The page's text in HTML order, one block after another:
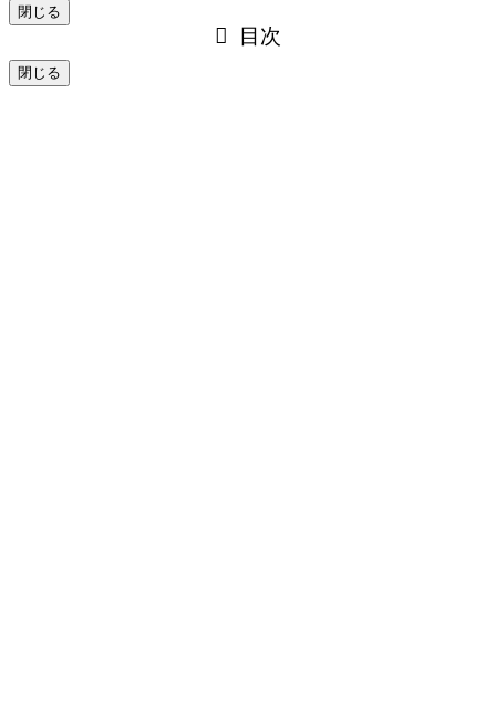
閉じる
目次
閉じる